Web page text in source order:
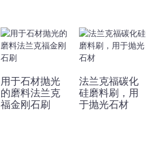
用于石材抛光
的磨料法兰克
福金刚石刷
法兰克福碳化
硅磨料刷，用
于抛光石材